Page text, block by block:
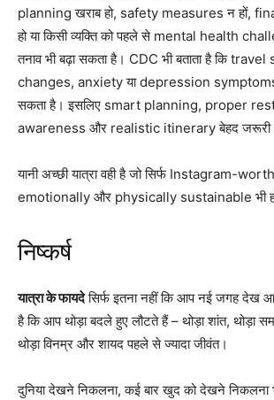
planning खराब हो, safety measures न हों,
हो या किसी व्यक्ति को पहले से mental health
तनाव भी बढ़ा सकता है। CDC भी बताता है कि
changes, anxiety या depression symptoms
सकता है। इसलिए smart planning, proper
awareness और realistic itinerary बेहद जरूरी
यानी अच्छी यात्रा वही है जो सिर्फ Instagram-
emotionally और physically sustainable भी
निष्कर्ष
यात्रा के फायदेसिर्फ इतना नहीं कि आप नई जगह देख
है कि आप थोड़ा बदले हुए लौटते हैं – थोड़ा शांत, थोड़ा
थोड़ा विनम्र और शायद पहले से ज्यादा जीवंत।
दुनिया देखने निकलना, कई बार खुद को देखने निकलना